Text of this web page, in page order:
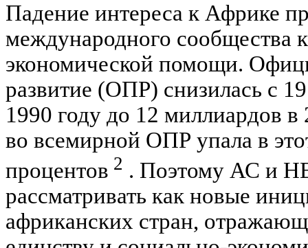
Падение интереса к Африке
международного сообщества
экономической помощи.
развитие (ОПР) снизилась с
1990 году до 12 миллиардов
во всемирной ОПР упала в
процентов 2 . Поэтому АС и
рассматривать как новые
африканских стран,